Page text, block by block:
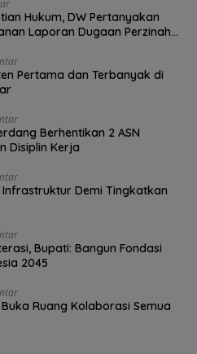
Hukum, DW Pertanyakan
Laporan Dugaan Perzinahan
Pertama dan Terbanyak di
Berhentikan 2 ASN
Disiplin Kerja
Demi Tingkatkan
Bupati: Bangun Fondasi
2045
Ruang Kolaborasi Semua